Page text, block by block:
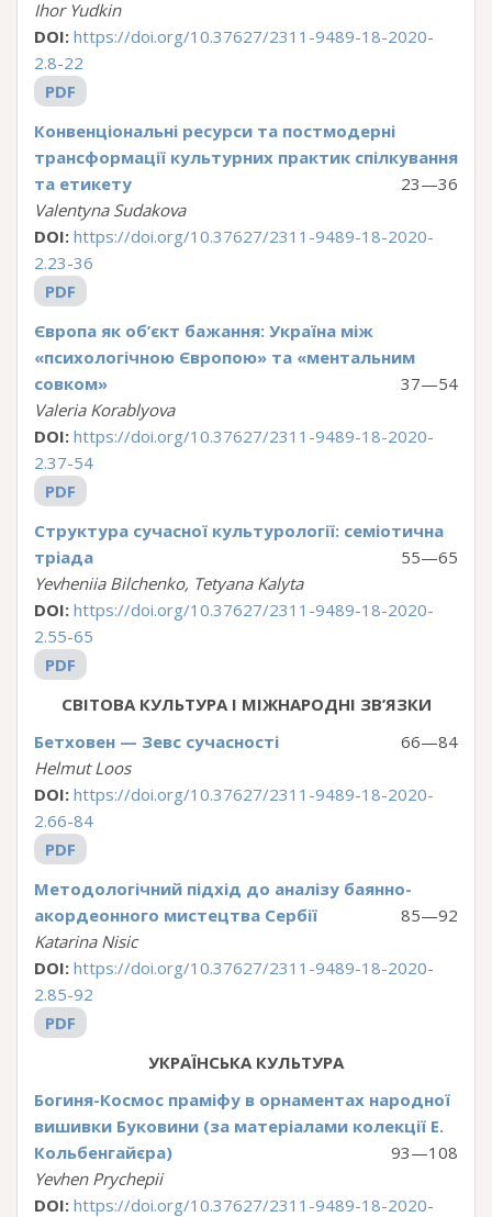
Ihor Yudkin
DOI: https://doi.org/10.37627/2311-9489-18-2020-
2.8-22
PDF
Конвенціональні ресурси та постмодерні
трансформації культурних практик спілкування
та етикету
23—36
Valentyna Sudakova
DOI: https://doi.org/10.37627/2311-9489-18-2020-
2.23-36
PDF
Європа як об’єкт бажання: Україна між
«психологічною Європою» та «ментальним
совком»
37—54
Valeria Korablyova
DOI: https://doi.org/10.37627/2311-9489-18-2020-
2.37-54
PDF
Структура сучасної культурології: семіотична
тріада
55—65
Yevheniia Bilchenko, Tetyana Kalyta
DOI: https://doi.org/10.37627/2311-9489-18-2020-
2.55-65
PDF
СВІТОВА КУЛЬТУРА І МІЖНАРОДНІ ЗВ’ЯЗКИ
Бетховен — Зевс сучасності
66—84
Helmut Loos
DOI: https://doi.org/10.37627/2311-9489-18-2020-
2.66-84
PDF
Методологічний підхід до аналізу баянно-
акордеонного мистецтва Cербії
85—92
Katarina Nisic
DOI: https://doi.org/10.37627/2311-9489-18-2020-
2.85-92
PDF
УКРАЇНСЬКА КУЛЬТУРА
Богиня-Космос праміфу в орнаментах народної
вишивки Буковини (за матеріалами колекції Е.
Кольбенгайєра)
93—108
Yevhen Prychepii
DOI: https://doi.org/10.37627/2311-9489-18-2020-